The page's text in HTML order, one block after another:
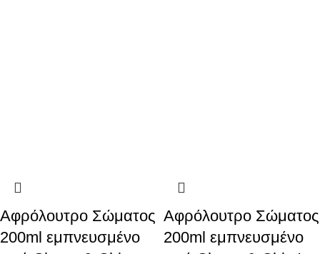
Αφρόλουτρο Σώματος
200ml εμπνευσμένο
Αφρόλουτρο Σώματος
200ml εμπνευσμένο